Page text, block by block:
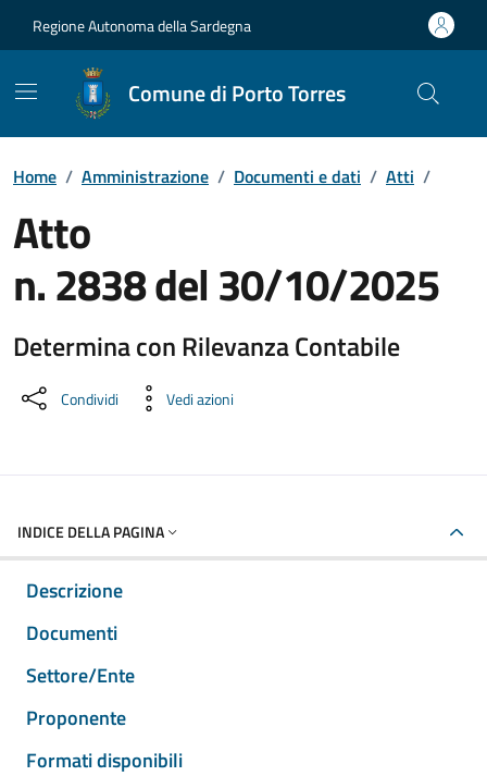
Regione Autonoma della Sardegna
Comune di Porto Torres
Home / Amministrazione / Documenti e dati / Atti /
Atto
n. 2838 del 30/10/2025
Determina con Rilevanza Contabile
Dettaglio del documento
Condividi Vedi azioni
INDICE DELLA PAGINA
Descrizione
Documenti
Settore/Ente
Proponente
Formati disponibili